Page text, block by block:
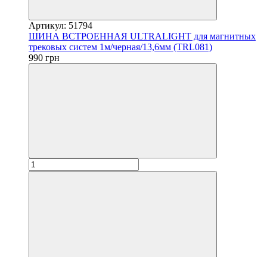
Артикул: 51794
ШИНА ВСТРОЕННАЯ ULTRALIGHT для магнитных
трековых систем 1м/черная/13,6мм (TRL081)
990 грн